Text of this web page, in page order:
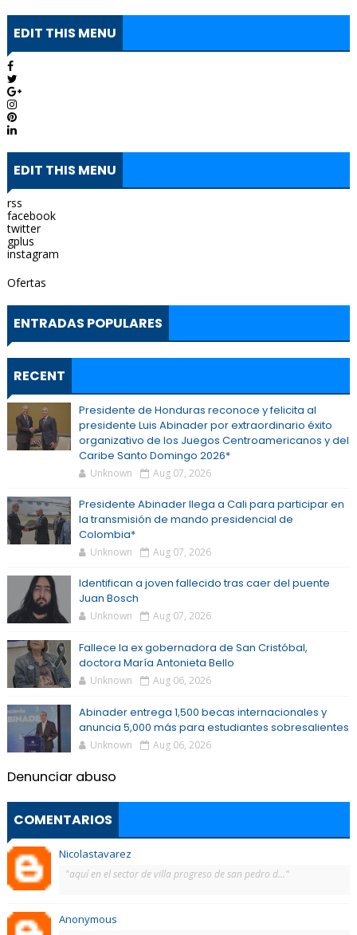
EDIT THIS MENU
EDIT THIS MENU
rss
facebook
twitter
gplus
instagram
Ofertas
ENTRADAS POPULARES
RECENT
Presidente de Honduras reconoce y felicita al
presidente Luis Abinader por extraordinario éxito
organizativo de los Juegos Centroamericanos y del
Caribe Santo Domingo 2026*
Unknown Aug 07, 2026
Presidente Abinader llega a Cali para participar en
la transmisión de mando presidencial de
Colombia*
Unknown Aug 07, 2026
Identifican a joven fallecido tras caer del puente
Juan Bosch
Unknown Aug 07, 2026
Fallece la ex gobernadora de San Cristóbal,
doctora María Antonieta Bello
Unknown Aug 06, 2026
Abinader entrega 1,500 becas internacionales y
anuncia 5,000 más para estudiantes sobresalientes
Unknown Aug 06, 2026
Denunciar abuso
COMENTARIOS
Nicolastavarez
"aquí en el sector de villa progreso de san pedro d..."
Anonymous